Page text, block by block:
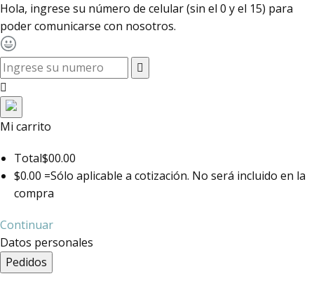
Hola, ingrese su número de celular (sin el 0 y el 15) para
poder comunicarse con nosotros.
toggle navigation
Mi carrito
Total$00.00
$0.00 =Sólo aplicable a cotización. No será incluido en la
compra
Continuar
Datos personales